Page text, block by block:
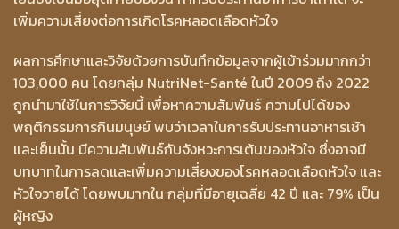
เพิ่มความเสี่ยงต่อการเกิดโรคหลอดเลือดหัวใจ
ผลการศึกษาและวิจัยด้วยการบันทึกข้อมูลจากผู้เข้าร่วมมากกว่า
103,000 คน โดยกลุ่ม NutriNet-Santé ในปี 2009 ถึง 2022
ถูกนำมาใช้ในการวิจัยนี้ เพื่อหาความสัมพันธ์ ความไปได้ของ
พฤติกรรมการกินมนุษย์ พบว่าเวลาในการรับประทานอาหารเช้า
และเย็นนั้น มีความสัมพันธ์กับจังหวะการเต้นของหัวใจ ซึ่งอาจมี
บทบาทในการลดและเพิ่มความเสี่ยงของโรคหลอดเลือดหัวใจ และ
หัวใจวายได้ โดยพบมากใน กลุ่มที่มีอายุเฉลี่ย 42 ปี และ 79% เป็น
ผู้หญิง